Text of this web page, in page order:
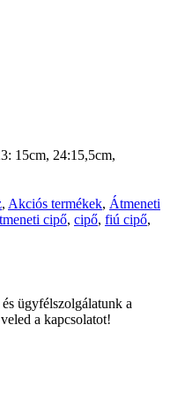
15cm, 24:15,5cm,
, Akciós termékek, Átmeneti
cipő, cipő, fiú cipő,
ügyfélszolgálatunk a
a kapcsolatot!